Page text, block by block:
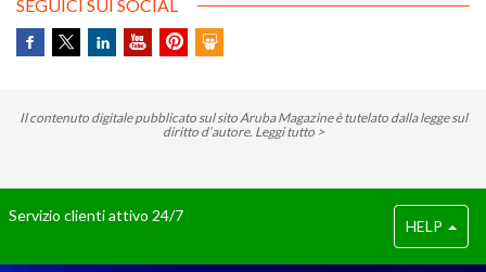
necessario per attuare un cambio
tecnologico.
SEGUICI SUI SOCIAL
Il contenuto digitale pubblicato sul sito Aruba Magazine è tutelato dalla legge sul
diritto d’autore. Leggi tutto >
HELP
Servizio clienti attivo 24/7